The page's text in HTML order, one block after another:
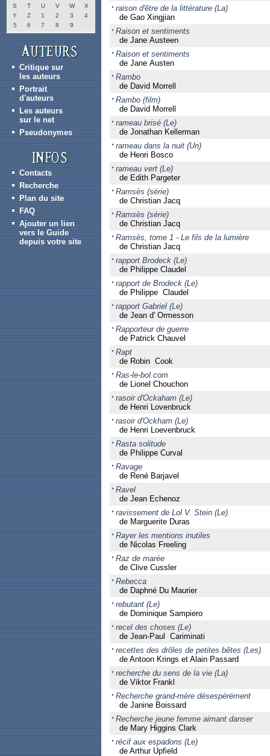
S
T U V W
X
Y
Z 1 2 3
4
5
6 7 8 9
Critique sur
les auteurs
Portrait
d'auteurs
Les auteurs
sur le net
Pseudonymes
Contacts
Recherche
Plan du site
FAQ
Ajouter un lien
vers le Guide
depuis votre site
raison d'être de la littérature (La)
de Gao Xingjian
Raison et sentiments
de Jane Austeen
Raison et sentiments
de Jane Austen
Rambo
de David Morrell
Rambo (film)
de David Morrell
rameau brisé (Le)
de Jonathan Kellerman
rameau dans la nuit (Un)
de Henri Bosco
rameau vert (Le)
de Edith Pargeter
Ramsès (série)
de Christian Jacq
Ramsès (série)
de Christian Jacq
Ramsès, tome 1 - Le fils de la lumière
de Christian Jacq
rapport Brodeck (Le)
de Philippe Claudel
rapport de Brodeck (Le)
de Philippe Claudel
rapport Gabriel (Le)
de Jean d' Ormesson
Rapporteur de guerre
de Patrick Chauvel
Rapt
de Robin Cook
Ras-le-bol.com
de Lionel Chouchon
rasoir d'Ockaham (Le)
de Henri Lovenbruck
rasoir d'Ockham (Le)
de Henri Loevenbruck
Rasta solitude
de Philippe Curval
Ravage
de René Barjavel
Ravel
de Jean Echenoz
ravissement de Lol V. Stein (Le)
de Marguerite Duras
Rayer les mentions inutiles
de Nicolas Freeling
Raz de marée
de Clive Cussler
Rebecca
de Daphné Du Maurier
rebutant (Le)
de Dominique Sampiero
recel des choses (Le)
de Jean-Paul Cariminati
recettes des drôles de petites bêtes (Les)
de Antoon Krings et Alain Passard
recherche du sens de la vie (La)
de Viktor Frankl
Recherche grand-mère désespérément
de Janine Boissard
Recherche jeune femme aimant danser
de Mary Higgins Clark
récif aux espadons (Le)
de Arthur Upfield